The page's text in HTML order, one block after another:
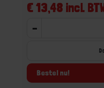
€ 13,48 incl.
-
Bestel nu!